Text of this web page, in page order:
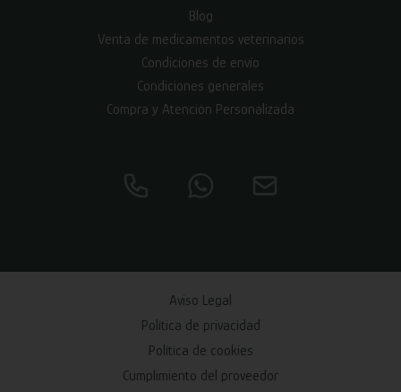
Blog
Venta de medicamentos veterinarios
Condiciones de envío
Condiciones generales
Compra y Atención Personalizada
Aviso Legal
Política de privacidad
Política de cookies
Cumplimiento del proveedor